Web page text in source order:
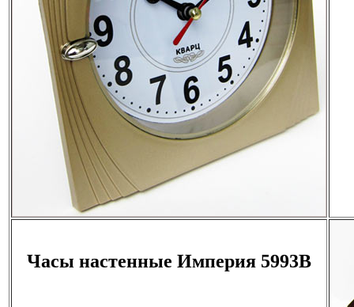
Часы настенные Империя 5993B